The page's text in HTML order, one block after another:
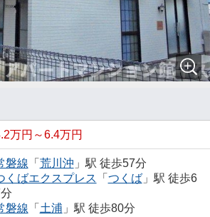
万円～6.4万円
磐線 「 荒川沖 」駅 徒歩57分
くばエクスプレス 「 つくば」駅 徒歩6
磐線 「 土浦 」駅 徒歩80分